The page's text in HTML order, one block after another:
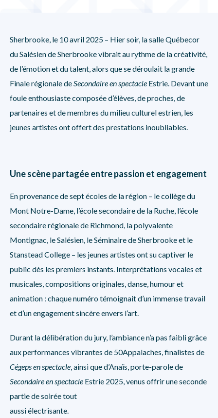
Sherbrooke, le 10 avril 2025 – Hier soir, la salle Québecor
du Salésien de Sherbrooke vibrait au rythme de la créativité,
de l’émotion et du talent, alors que se déroulait la grande
Finale régionale deSecondaire en spectacle Estrie. Devant une
foule enthousiaste composée d’élèves, de proches, de
partenaires et de membres du milieu culturel estrien, les
jeunes artistes ont offert des prestations inoubliables.
Une scène partagée entre passion et engagement
En provenance de sept écoles de la région – le collège du
Mont Notre-Dame, l’école secondaire de la Ruche, l’école
secondaire régionale de Richmond, la polyvalente
Montignac, le Salésien, le Séminaire de Sherbrooke et le
Stanstead College – les jeunes artistes ont su captiver le
public dès les premiers instants. Interprétations vocales et
musicales, compositions originales, danse, humour et
animation : chaque numéro témoignait d’un immense travail
et d’un engagement sincère envers l’art.
Durant la délibération du jury, l’ambiance n’a pas faibli grâce
aux performances vibrantes de 50Appalaches, finalistes de
Cégeps en spectacle, ainsi que d’Anaïs, porte-parole de
Secondaire en spectacle Estrie 2025, venus offrir une seconde
partie de soirée tout
aussi électrisante.